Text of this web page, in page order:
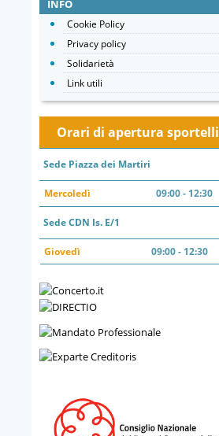
INFO
Cookie Policy
Privacy policy
Solidarietà
Link utili
Orari di apertura sportelli
Sede Piazza dei Martiri
Mercoledì 09:00 - 12:30
Sede CDN Is. E/1
Giovedì 09:00 - 12:30